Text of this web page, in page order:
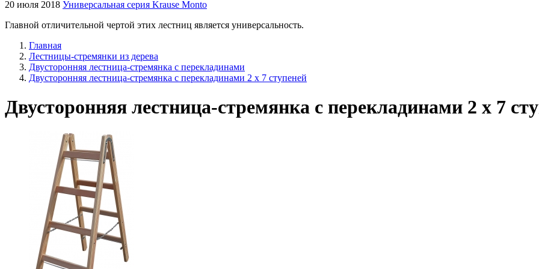
20 июля 2018 Универсальная серия Krause Monto
Главной отличительной чертой этих лестниц является универсальность.
Главная
Лестницы-стремянки из дерева
Двусторонняя лестница-стремянка с перекладинами
Двусторонняя лестница-стремянка с перекладинами 2 x 7 ступеней
Двусторонняя лестница-стремянка с перекладинами 2 x 7